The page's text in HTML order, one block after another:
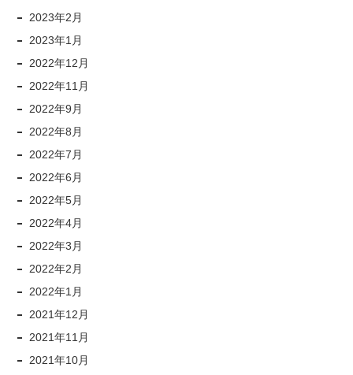
2023年2月
2023年1月
2022年12月
2022年11月
2022年9月
2022年8月
2022年7月
2022年6月
2022年5月
2022年4月
2022年3月
2022年2月
2022年1月
2021年12月
2021年11月
2021年10月